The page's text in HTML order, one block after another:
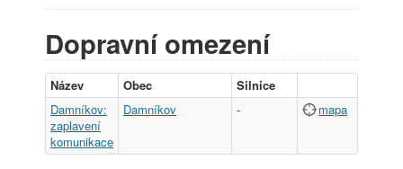
Dopravní omezení
Název Obec
Silnice
Damníkov:
zaplavení
komunikace
Damníkov - mapa